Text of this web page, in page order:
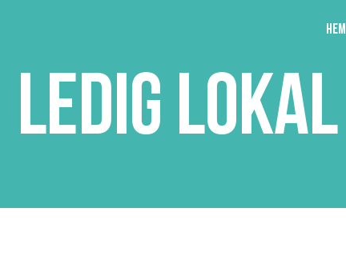
Hem
LEDIG LOKAL